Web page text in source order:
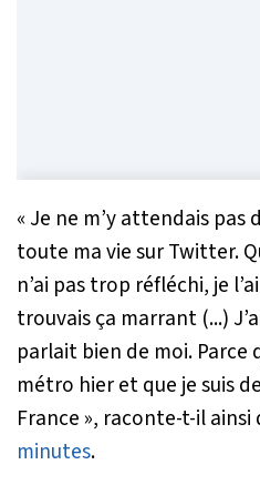
« Je ne m’y attendais pas
toute ma vie sur Twitter.
n’ai pas trop réfléchi, je
trouvais ça marrant (...)
parlait bien de moi. Parce
métro hier et que je suis
France », raconte-t-il ainsi
minutes.